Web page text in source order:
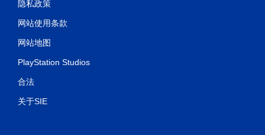
隐私政策
网站使用条款
网站地图
PlayStation Studios
合法
关于SIE